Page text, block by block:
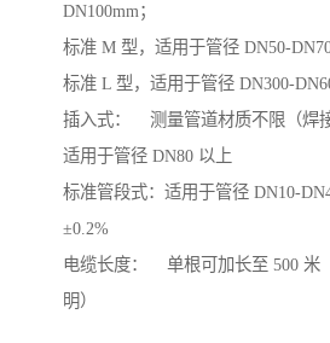
DN100mm；
标准 M 型，适用于管径 DN50-
标准 L 型，适用于管径 DN300-
插入式：    测量管道材质不限（焊
适用于管径 DN80 以上
标准管段式：适用于管径 DN10-
±0.2%
电缆长度：    单根可加长至 500
明）